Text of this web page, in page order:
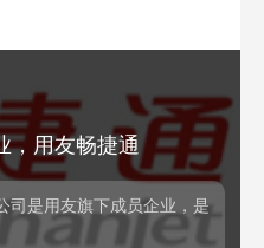
，用友BIP
，用友BIP
新一代信息技术，按照云